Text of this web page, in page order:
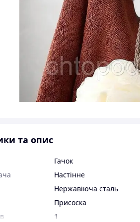
та опис
Гачок
Настінне
Нержавіюча сталь
Присоска
1